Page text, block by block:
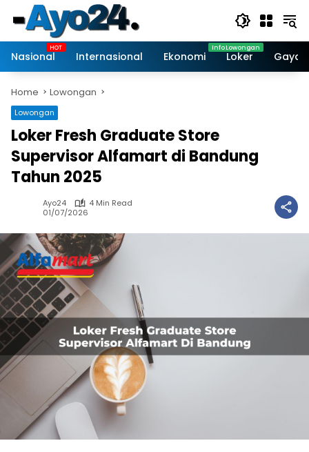
content
Nasional
Internasional Ekonomi Loker Gaya
Home Lowongan
Lowongan
Loker Fresh Graduate Store
Supervisor Alfamart di Bandung
Tahun 2025
Ayo24
4 Min Read
01/07/2026